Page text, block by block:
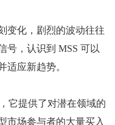
变化，剧烈的波动往往
号，认识到 MSS 可以
适应新趋势。
它提供了对潜在领域的
市场参与者的大量买入